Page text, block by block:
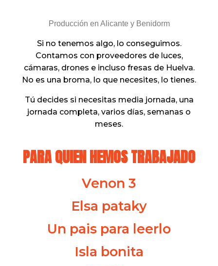
Producción en Alicante y Benidorm
Si no tenemos algo, lo conseguimos.
Contamos con proveedores de luces,
cámaras, drones e incluso fresas de Huelva.
No es una broma, lo que necesites, lo tienes.
Tú decides si necesitas media jornada, una
jornada completa, varios días, semanas o
meses.
PARA QUIEN HEMOS TRABAJADO
Venon 3
Elsa pataky
Un pais para leerlo
Isla bonita